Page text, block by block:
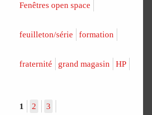
Fenêtres open space
feuilleton/série formation
fraternité grand magasin HP
1 2 3